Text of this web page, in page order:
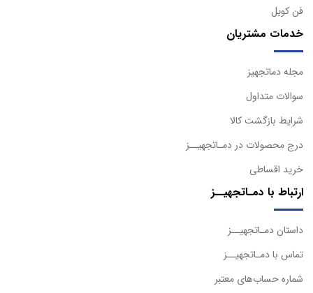
فن کویل
خدمات مشتریان
مجله دماتجهیز
سوالات متداول
شرایط بازگشت کالا
درج محصولات در دمـاتجهیــز
خرید اقساطی
ارتباط با دمـاتجهیــز
داستان دمـاتجهیــز
تماس با دمـاتجهیــز
شماره حساب‌های معتبر